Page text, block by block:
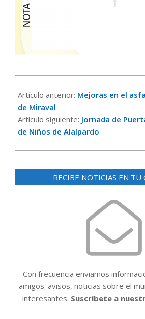
04-
12
Artículo anterior: Mejoras en el
de Miraval
Artículo siguiente: Jornada de
de Niños de Alalpardo
RECIBE NOTICIAS EN TU
Con frecuencia enviamos
amigos: avisos, noticias sobre el
interesantes. Suscríbete a